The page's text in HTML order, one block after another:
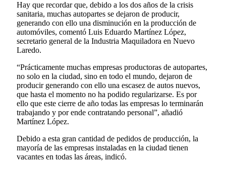
Hay que recordar que, debido a los dos años de la crisis
sanitaria, muchas autopartes se dejaron de producir,
generando con ello una disminución en la producción de
automóviles, comentó Luis Eduardo Martínez López,
secretario general de la Industria Maquiladora en Nuevo
Laredo.
“Prácticamente muchas empresas productoras de autopartes,
no solo en la ciudad, sino en todo el mundo, dejaron de
producir generando con ello una escasez de autos nuevos,
que hasta el momento no ha podido regularizarse. Es por
ello que este cierre de año todas las empresas lo terminarán
trabajando y por ende contratando personal”, añadió
Martínez López.
Debido a esta gran cantidad de pedidos de producción, la
mayoría de las empresas instaladas en la ciudad tienen
vacantes en todas las áreas, indicó.